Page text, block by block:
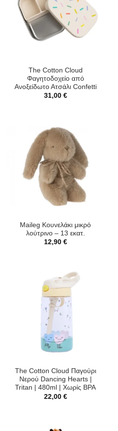
The Cotton Cloud
Φαγητοδοχείο από
Ανοξείδωτο Ατσάλι Confetti
31,00 €
Maileg Κουνελάκι μικρό
λούτρινο – 13 εκατ.
12,90 €
The Cotton Cloud Παγούρι
Νερού Dancing Hearts |
Tritan | 480ml | Χωρίς BPA
22,00 €